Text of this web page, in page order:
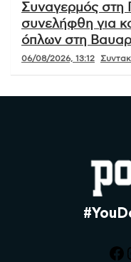
Συναγερμός στη
συνελήφθη για
όπλων στη
06/08/2026, 13:12